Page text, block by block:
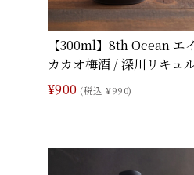
【300ml】8th Ocean エ
カカオ梅酒 / 深川リキュ
¥900 (税込 ¥990)